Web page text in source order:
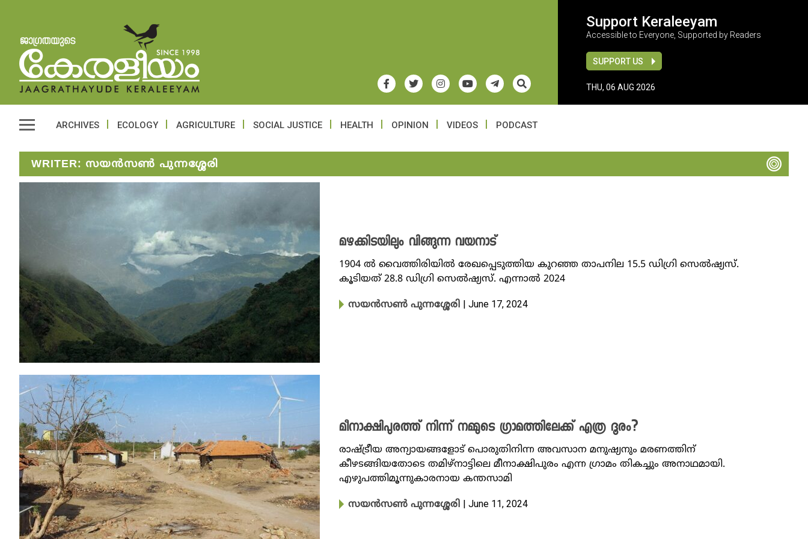
Support Keraleeyam
Accessible to Everyone, Supported by Readers
SUPPORT US
THU, 06 AUG 2026
ARCHIVES ECOLOGY AGRICULTURE SOCIAL JUSTICE HEALTH OPINION VIDEOS PODCAST
WRITER: സയൻസൺ പുന്നശ്ശേരി
മഴക്കിടയിലും വിങ്ങുന്ന വയനാട്‌
1904 ൽ വൈത്തിരിയിൽ രേഖപ്പെടുത്തിയ കുറഞ്ഞ താപനില 15.5 ഡിഗ്രി സെൽഷ്യസ്.
കൂടിയത്‌ 28.8 ഡിഗ്രി സെൽഷ്യസ്. എന്നാൽ 2024
സയൻസൺ പുന്നശ്ശേരി | June 17, 2024
മീനാക്ഷിപുരത്ത്‌ നിന്ന്‌ നമ്മുടെ ഗ്രാമത്തിലേക്ക് എത്ര ദൂരം?
രാഷ്‌ട്രീയ അന്യായങ്ങളോട്‌ പൊരുതിനിന്ന അവസാന മനുഷ്യനും മരണത്തിന്‌
കീഴടങ്ങിയതോടെ തമിഴ്നാട്ടിലെ മീനാക്ഷിപുരം എന്ന ​ഗ്രാമം തികച്ചും അനാഥമായി.
എഴുപത്തിമൂന്നുകാരനായ കന്തസാമി
സയൻസൺ പുന്നശ്ശേരി | June 11, 2024